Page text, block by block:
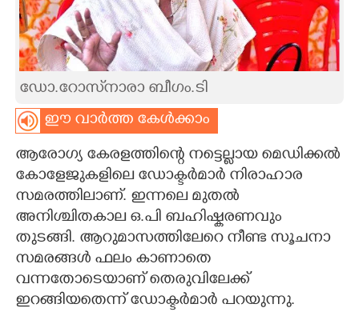
ART
ASTRO
CARTOONS
LITERATURE
ഡോ.റോസ്‌നാരാ ബീഗം.ടി
ഈ വാർത്ത കേൾക്കാം
ആരോഗ്യ കേരളത്തിന്റെ നട്ടെല്ലായ മെഡിക്കൽ
കോളേജുകളിലെ ഡോക്ടർമാർ നിരാഹാര
സമരത്തിലാണ്. ഇന്നലെ മുതൽ
അനിശ്ചിതകാല ഒ.പി ബഹിഷ്കരണവും
തുടങ്ങി. ആറുമാസത്തിലേറെ നീണ്ട സൂചനാ
സമരങ്ങൾ ഫലം കാണാതെ
വന്നതോടെയാണ് തെരുവിലേക്ക്
ഇറങ്ങിയതെന്ന് ഡോക്ടർമാർ പറയുന്നു.